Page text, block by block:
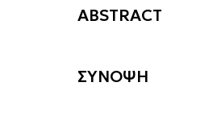
ABSTRACT
ΣΥΝΟΨΗ